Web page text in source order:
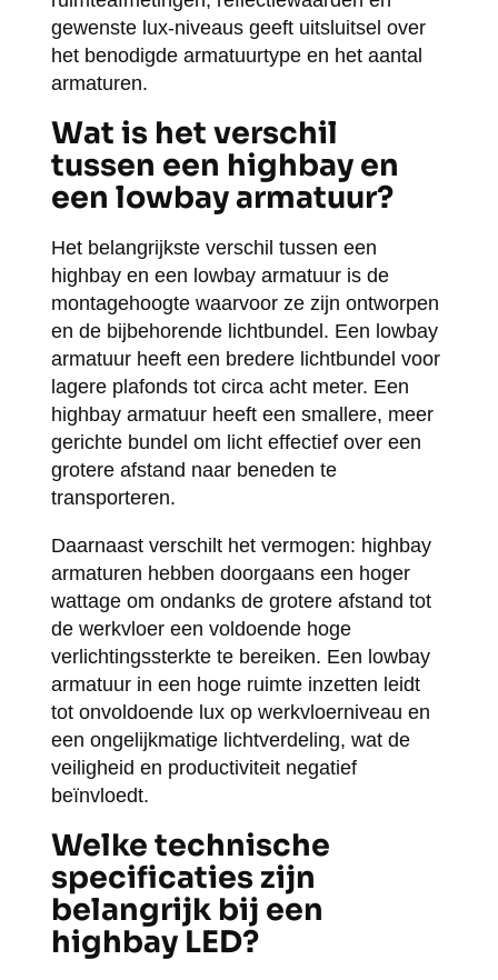
gewenste lux-niveaus geeft uitsluitsel over
het benodigde armatuurtype en het aantal
armaturen.
Wat is het verschil
tussen een highbay en
een lowbay armatuur?
Het belangrijkste verschil tussen een
highbay en een lowbay armatuur is de
montagehoogte waarvoor ze zijn ontworpen
en de bijbehorende lichtbundel. Een lowbay
armatuur heeft een bredere lichtbundel voor
lagere plafonds tot circa acht meter. Een
highbay armatuur heeft een smallere, meer
gerichte bundel om licht effectief over een
grotere afstand naar beneden te
transporteren.
Daarnaast verschilt het vermogen: highbay
armaturen hebben doorgaans een hoger
wattage om ondanks de grotere afstand tot
de werkvloer een voldoende hoge
verlichtingssterkte te bereiken. Een lowbay
armatuur in een hoge ruimte inzetten leidt
tot onvoldoende lux op werkvloerniveau en
een ongelijkmatige lichtverdeling, wat de
veiligheid en productiviteit negatief
beïnvloedt.
Welke technische
specificaties zijn
belangrijk bij een
highbay LED?